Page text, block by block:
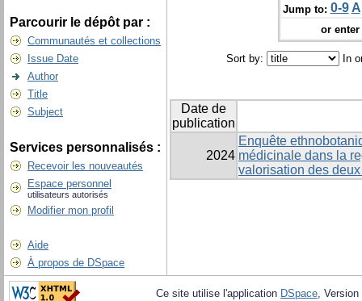
Parcourir le dépôt par :
Communautés et collections
Issue Date
Author
Title
Subject
Services personnalisés :
Recevoir les nouveautés
Espace personnel
utilisateurs autorisés
Modifier mon profil
Aide
À propos de DSpace
Jump to: 0-9 A
or
Sort by: In
Date de
publication
2024
Enquête
médicinale dans la
valorisation des
Ce site utilise l'application DSpace,